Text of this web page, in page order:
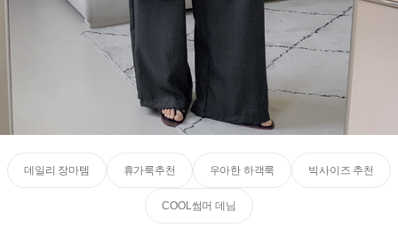
데일리 장마템 휴가룩추천 우아한 하객룩 빅사이즈 추천
COOL썸머 데님